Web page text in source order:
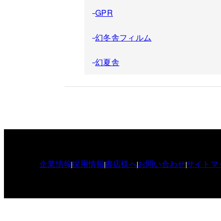
GPR
幻冬舎フィルム
幻夏舎
企業情報採用情報書店様へお問い合わせサイトマ